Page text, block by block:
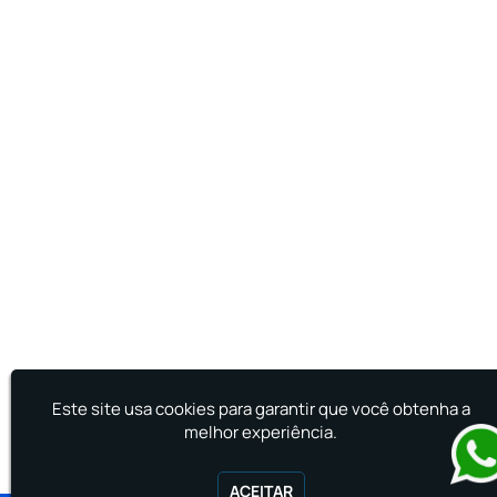
Este site usa cookies para garantir que você obtenha a
melhor experiência.
ACEITAR